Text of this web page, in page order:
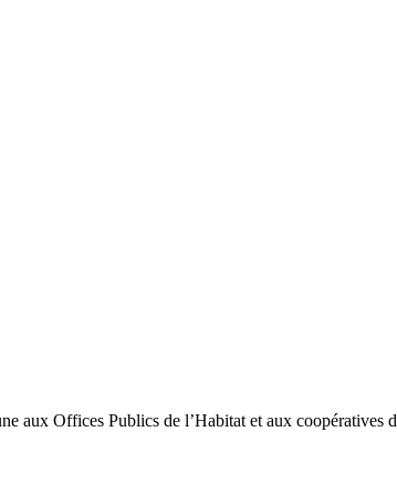
aux Offices Publics de l’Habitat et aux coopératives